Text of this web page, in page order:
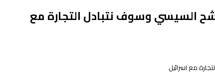
السيسي وسوف نتبادل التجارة مع